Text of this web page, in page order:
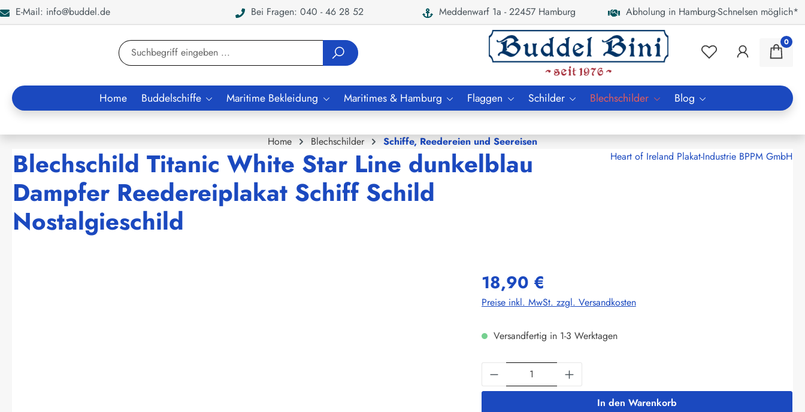
Zur Suche springen
E-Mail: info@buddel.de Bei Fragen: 040 - 46 28 52 Meddenwarf 1a - 22457 Hamburg Abholung in Hamburg-Schnelsen möglich*
0
Home Buddelschiffe Maritime Bekleidung Maritimes & Hamburg Flaggen Schilder Blechschilder Blog
Home Blechschilder Schiffe, Reedereien und Seereisen
Blechschild Titanic White Star Line dunkelblau
Dampfer Reedereiplakat Schiff Schild
Nostalgieschild
Heart of Ireland Plakat-Industrie BPPM GmbH
18,90 €
Preise inkl. MwSt. zzgl. Versandkosten
Versandfertig in 1-3 Werktagen
Produkt Anzahl: Gib den gewünschten Wert ein
In den Warenkorb